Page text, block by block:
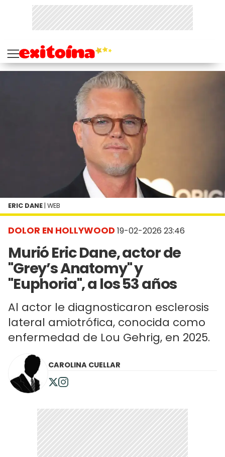
DOLOR EN HOLLYWOOD 19-02-2026 23:46
Murió Eric Dane, actor de
"Grey’s Anatomy" y
"Euphoria", a los 53 años
Al actor le diagnosticaron esclerosis
lateral amiotrófica, conocida como
enfermedad de Lou Gehrig, en 2025.
ERIC DANE | WEB
CAROLINA CUELLAR